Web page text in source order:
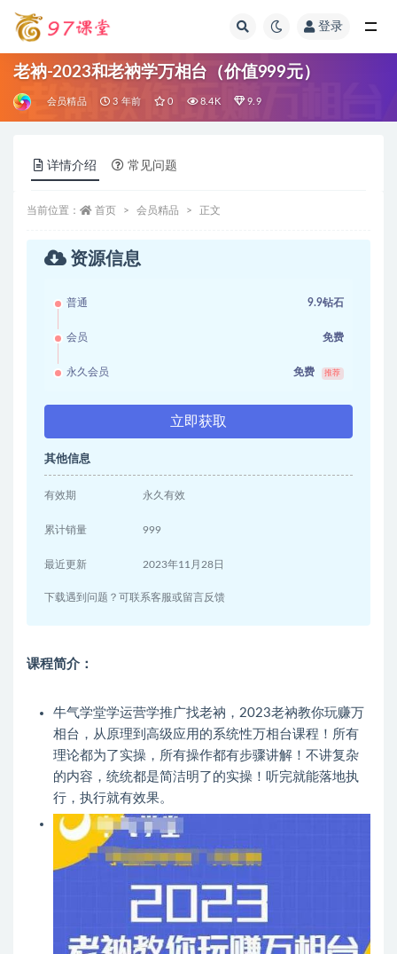
登录
老衲-2023和老衲学万相台（价值999元）
会员精品 3 年前 0 8.4K 9.9
详情介绍 常见问题
当前位置： 首页 会员精品 正文
资源信息
普通 9.9钻石
会员 免费
永久会员 免费 推荐
立即获取
其他信息
有效期 永久有效
累计销量 999
最近更新 2023年11月28日
下载遇到问题？可联系客服或留言反馈
课程简介：
牛气学堂学运营学推广找老衲，2023老衲教你玩赚万
相台，从原理到高级应用的系统性万相台课程！所有
理论都为了实操，所有操作都有步骤讲解！不讲复杂
的内容，统统都是简洁明了的实操！听完就能落地执
行，执行就有效果。